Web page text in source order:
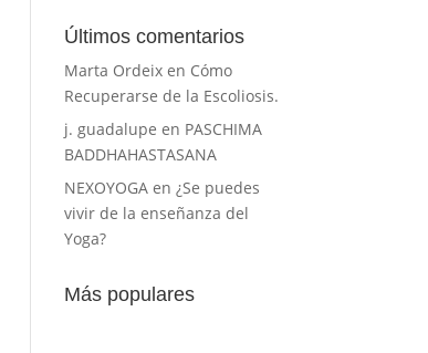
Últimos comentarios
Marta Ordeix en Cómo
Recuperarse de la Escoliosis.
j. guadalupe en PASCHIMA
BADDHAHASTASANA
NEXOYOGA en¿Se puedes
vivir de la enseñanza del
Yoga?
Más populares